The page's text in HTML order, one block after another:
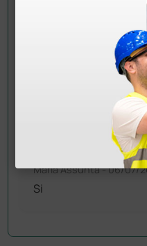
non ho capito se
di pilizia delle mani
Maria Assunta- 06/07/
Si